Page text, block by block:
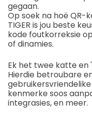
gegaan.
Op soek na hoë QR-
TIGER is jou beste
kode foutkorreksie
of dinamies.
Ek het twee katte en
Hierdie betroubare
kenmerke soos
integrasies, en meer.